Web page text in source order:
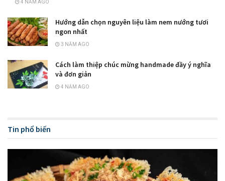
4 NĂM AGO
Hướng dẫn chọn nguyên liệu làm nem nướng tươi
ngon nhất
3 NĂM AGO
Cách làm thiệp chúc mừng handmade đầy ý nghĩa
và đơn giản
4 NĂM AGO
Tin phổ biến